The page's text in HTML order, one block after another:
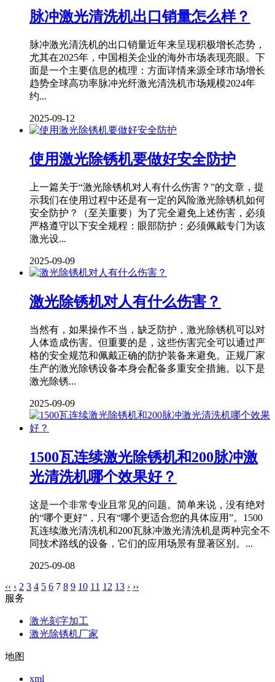
脉冲激光清洗机出口销量怎么样？
脉冲激光清洗机的出口销量近年来呈现积极增长态势，
尤其在2025年，中国相关企业的海外市场表现亮眼。下
面是一个主要信息的梳理：方面详情来源全球市场增长
趋势全球高功率脉冲光纤激光清洗机市场规模2024年
约...
2025-09-12
使用激光除锈机要做好安全防护
上一篇关于“激光除锈机对人有什么伤害？”的文章，提
示我们在使用过程中还是有一定的风险激光除锈机如何
安全防护？（至关重要）为了完全避免上述伤害，必须
严格遵守以下安全规程：眼部防护：必须佩戴专门为该
激光设...
2025-09-09
激光除锈机对人有什么伤害？
当然有，如果操作不当，缺乏防护，激光除锈机可以对
人体造成伤害。但重要的是，这些伤害完全可以通过严
格的安全规范和佩戴正确的防护装备来避免。正规厂家
生产的激光除锈设备本身会配备多重安全措施。以下是
激光除锈...
2025-09-09
1500瓦连续激光除锈机和200脉冲激
光清洗机哪个效果好？
这是一个非常专业且常见的问题。简单来说，没有绝对
的“哪个更好”，只有“哪个更适合您的具体应用”。1500
瓦连续激光清洗机和200瓦脉冲激光清洗机是两种完全不
同技术路线的设备，它们的应用场景有显著区别。...
2025-09-08
‹‹ ‹ 2 3 4 5 6 7 8 9 10 11 12 13 › ››
服务
激光刻字加工
激光除锈机厂家
地图
xml